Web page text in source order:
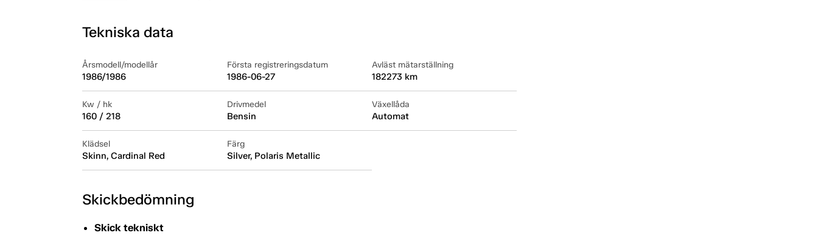
Tekniska data
Årsmodell/modellår
1986/1986
Första registreringsdatum
1986-06-27
Avläst mätarställning
182273 km
Kw / hk
160 / 218
Drivmedel
Bensin
Växellåda
Automat
Klädsel
Skinn, Cardinal Red
Färg
Silver, Polaris Metallic
Skickbedömning
Skick tekniskt